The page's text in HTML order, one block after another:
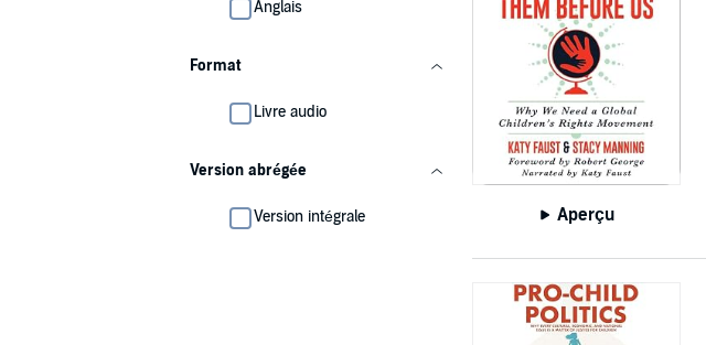
Anglais
Format
Livre audio
Version abrégée
Version intégrale Aperçu